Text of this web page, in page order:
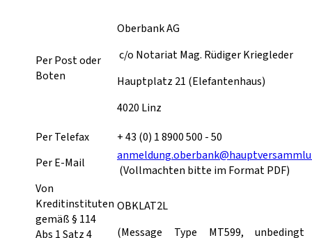
Per Post oder
Boten
Oberbank AG
c/o Notariat Mag. Rüdiger Kriegleder
Hauptplatz 21 (Elefantenhaus)
4020 Linz
Per Telefax
+ 43 (0) 1 8900 500 - 50
Per E-Mail
(Vollmachten bitte im Format PDF)
Von
Kreditinstituten
gemäß § 114
Abs 1 Satz 4
OBKLAT2L
(Message Type MT599, unbedingt